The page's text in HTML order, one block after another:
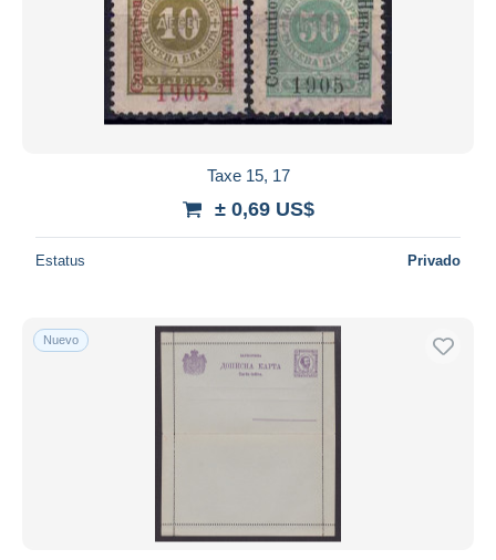
Taxe 15, 17
± 0,69 US$
Estatus Privado
Nuevo